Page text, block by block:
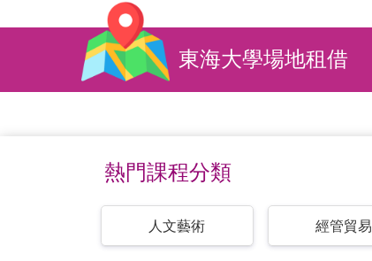
東海大學場地租借
熱門課程分類
人文藝術 經管貿易